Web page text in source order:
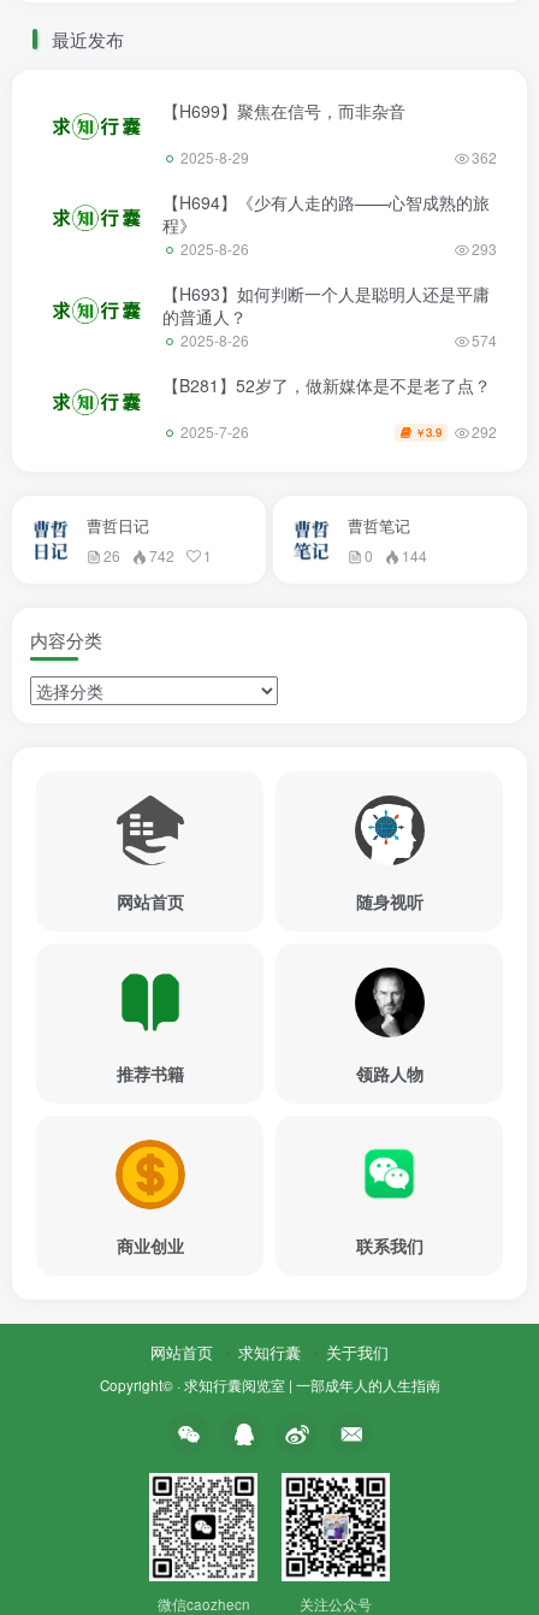
最近发布
【H699】聚焦在信号，而非杂音
2025-8-29 362
【H694】《少有人走的路——心智成熟的旅
程》
2025-8-26 293
【H693】如何判断一个人是聪明人还是平庸
的普通人？
2025-8-26 574
【B281】52岁了，做新媒体是不是老了点？
2025-7-26 ￥3.9 292
曹哲日记
26 742 1
曹哲笔记
0 144
内容分类
网站首页 随身视听
推荐书籍 领路人物
商业创业 联系我们
网站首页 求知行囊 关于我们
Copyright© · 求知行囊阅览室 | 一部成年人的人生指南
微信caozhecn 关注公众号